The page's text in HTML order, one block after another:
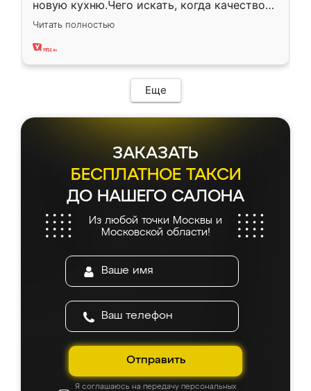
новую кухню.Чего искать, когда качеством
вполне довольна. Служит кухня уже почти
два года, нареканий нет.
Читать полностью
Еще
ЗАКАЗАТЬ
БЕСПЛАТНОЕ ТАКСИ
ДО НАШЕГО САЛОНА
Из любой точки Москвы и
Московской области!
Отправить
Я соглашаюсь на передачу персональных